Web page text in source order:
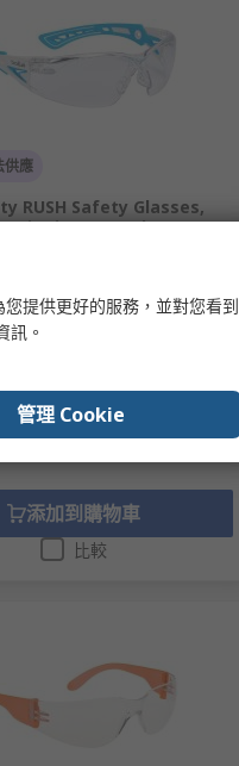
供應
RUSH Safety Glasses,
Mist, Scratch
9548
PSSRUSP0772
20 件）
添加到購物車
比較
提供更好的服務，並對您看到
訊。
管理 Cookie